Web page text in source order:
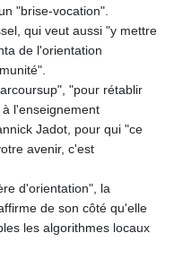
"brise-vocation".
qui veut aussi "y mettre
de l'orientation
"pour rétablir
l'enseignement
Jadot, pour qui "ce
avenir, c'est
d'orientation", la
de son côté qu'elle
les algorithmes locaux